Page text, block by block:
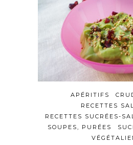
APÉRITIFS
RECETTES
RECETTES SUCRÉES-
SOUPES, PURÉES